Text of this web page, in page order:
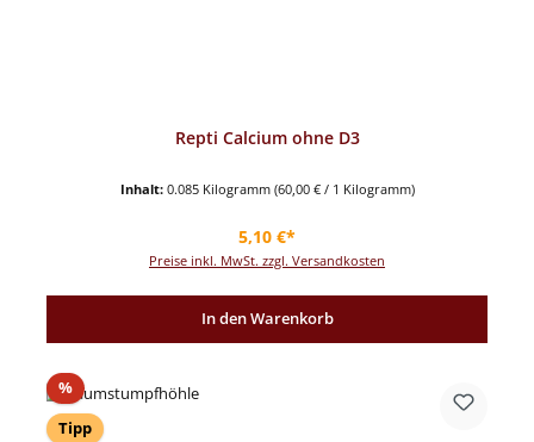
Repti Calcium ohne D3
Inhalt: 0.085 Kilogramm (60,00 € / 1 Kilogramm)
Regulärer Preis:
5,10 €*
Preise inkl. MwSt. zzgl. Versandkosten
In den Warenkorb
%Rabatt
Tipp